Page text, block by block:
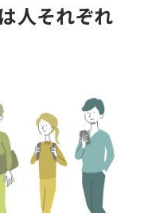
人それぞれ